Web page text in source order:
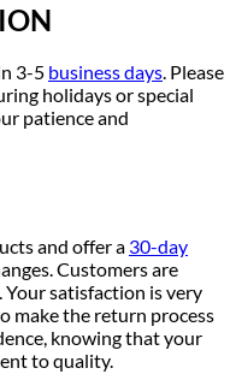
3-5 business days. Please
holidays or special
patience and
and offer a 30-day
Customers are
satisfaction is very
make the return process
knowing that your
to quality.